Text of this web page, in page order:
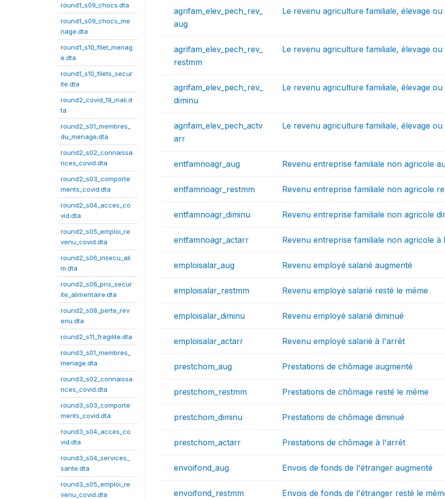
round1_s09_chocs.dta
round1_s09_chocs_me
nage.dta
round1_s10_filet_menag
e.dta
round1_s10_filets_secur
ite.dta
round2_covid_19_mali.d
ta
round2_s01_membres_
du_menage.dta
round2_s02_connaissa
nces_covid.dta
round2_s03_comporte
ments_covid.dta
round2_s04_acces_co
vid.dta
round2_s05_emploi_re
venu_covid.dta
round2_s06_insecu_ali
m.dta
round2_s06_prix_secur
ite_alimentaire.dta
round2_s08_perte_rev
enu.dta
round2_s11_fragilite.dta
round3_s01_membres_
menage.dta
round3_s02_connaissa
nces_covid.dta
round3_s03_comporte
ments_covid.dta
round3_s04_acces_co
vid.dta
round3_s04_services_
sante.dta
round3_s05_emploi_re
venu_covid.dta
agrifam_elev_pech_rev_
aug
Le revenu agriculture familiale, élevage
agrifam_elev_pech_rev_
restmm
Le revenu agriculture familiale, élevage
agrifam_elev_pech_rev_
diminu
Le revenu agriculture familiale, élevage
agrifam_elev_pech_actv
arr
Le revenu agriculture familiale, élevage
entfamnoagr_aug Revenu entreprise familiale non agricole
entfamnoagr_restmm Revenu entreprise familiale non agricole
entfamnoagr_diminu Revenu entreprise familiale non agricole
entfamnoagr_actarr Revenu entreprise familiale non agricole à
emploisalar_aug Revenu employé salarié augmenté
emploisalar_restmm Revenu employé salarié resté le même
emploisalar_diminu Revenu employé salarié diminué
emploisalar_actarr Revenu employé salarié à l'arrêt
prestchom_aug Prestations de chômage augmenté
prestchom_restmm Prestations de chômage resté le même
prestchom_diminu Prestations de chômage diminué
prestchom_actarr Prestations de chômage à l'arrêt
envoifond_aug Envois de fonds de l'étranger augmenté
envoifond_restmm Envois de fonds de l'étranger resté le